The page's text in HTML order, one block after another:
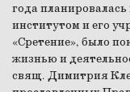
года
институтом и его
«Сретение», было
жизнью и
свящ. Димитрия